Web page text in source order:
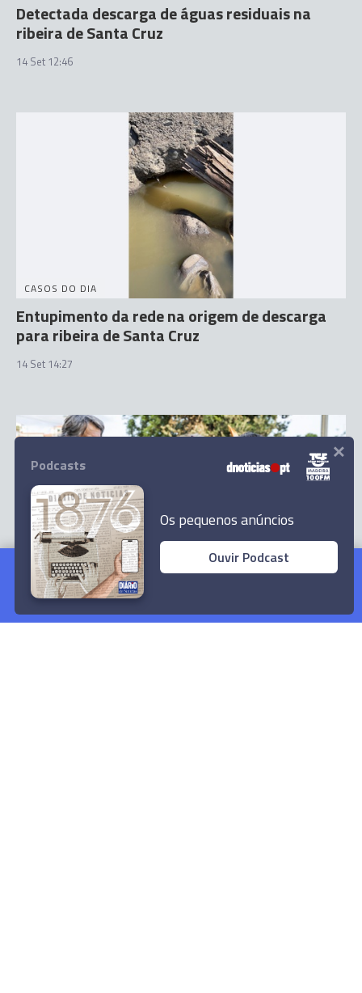
Norberto Ribeiro afirma que "Machico não
pode esperar mais”
Ler Artigo
Detectada descarga de águas residuais na
ribeira de Santa Cruz
14 Set 12:46
CASOS DO DIA
Entupimento da rede na origem de descarga
para ribeira de Santa Cruz
14 Set 14:27
ELEIÇÕES AUTÁRQUICAS
'Funchal Sempre à Frente' promete acabar
Podcasts
Os pequenos anúncios
Ouvir Podcast
×